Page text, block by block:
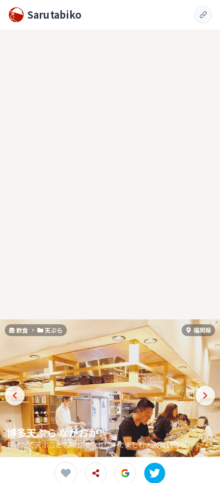
Sarutabiko
飲食 天ぷら 福岡県
博多天ぷら ながおか
揚げたて天ぷらと名物レモンサワーで楽しむ大人の居酒屋